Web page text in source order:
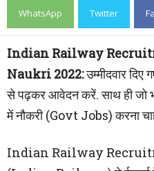
WhatsApp Twitter
Indian Railway
Naukri 2022:उम्मीदवार दिए
से पढ़कर आवेदन करें. साथ ही
में नौकरी (Govt Jobs) करना
Indian Railway